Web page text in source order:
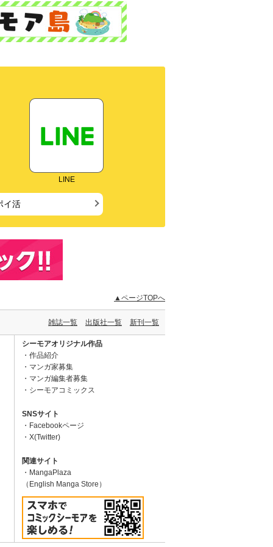
LINE
イ活
▲ページTOPへ
雑誌一覧 出版社一覧 新刊一覧
シーモアオリジナル作品
作品紹介
マンガ家募集
マンガ編集者募集
シーモアコミックス
SNSサイト
Facebookページ
X(Twitter)
関連サイト
MangaPlaza
（English Manga Store）